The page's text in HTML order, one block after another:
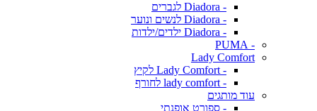
- Diadora לגברים
- Diadora לנשים ונוער
- Diadora ילדים/ילדות
- PUMA
Lady Comfort
- Lady Comfort לקיץ
- lady comfort לחורף
עוד מותגים
- ספורט אופנתי